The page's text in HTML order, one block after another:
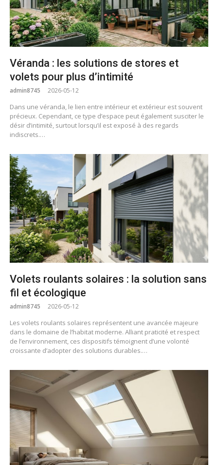
Véranda : les solutions de stores et
volets pour plus d’intimité
admin8745 2026-05-12
Dans une véranda, le lien entre intérieur et extérieur est souvent
précieux. Cependant, ce type d’espace peut également susciter le
désir d’intimité, surtout lorsqu’il est exposé à des regards
indiscrets.…
Volets roulants solaires : la solution sans
fil et écologique
admin8745 2026-05-12
Les volets roulants solaires représentent une avancée majeure
dans le domaine de l’habitat moderne. Alliant praticité et respect
de l’environnement, ces dispositifs témoignent d’une volonté
croissante d’adopter des solutions durables.…